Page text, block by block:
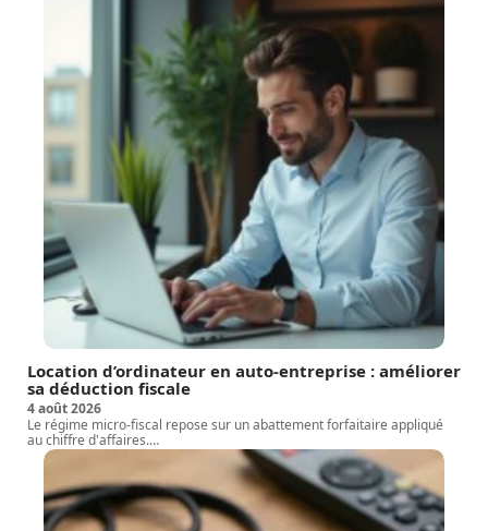
Location d’ordinateur en auto-entreprise : améliorer
sa déduction fiscale
4 août 2026
Le régime micro-fiscal repose sur un abattement forfaitaire appliqué
au chiffre d'affaires.…